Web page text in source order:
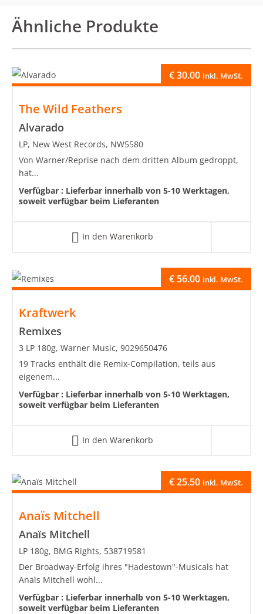
Ähnliche Produkte
The Wild Feathers
Alvarado
€30.00 inkl. MwSt.
LP, New West Records, NW5580
Von Warner/Reprise nach dem dritten Album gedroppt,
hat...
Verfügbar : Lieferbar innerhalb von 5-10 Werktagen,
soweit verfügbar beim Lieferanten
In den Warenkorb
Kraftwerk
Remixes
€56.00 inkl. MwSt.
3 LP 180g, Warner Music, 9029650476
19 Tracks enthält die Remix-Compilation, teils aus
eigenem...
Verfügbar : Lieferbar innerhalb von 5-10 Werktagen,
soweit verfügbar beim Lieferanten
In den Warenkorb
Anaïs Mitchell
Anaïs Mitchell
€25.50 inkl. MwSt.
LP 180g, BMG Rights, 538719581
Der Broadway-Erfolg ihres "Hadestown"-Musicals hat
Anaïs Mitchell wohl...
Verfügbar : Lieferbar innerhalb von 5-10 Werktagen,
soweit verfügbar beim Lieferanten